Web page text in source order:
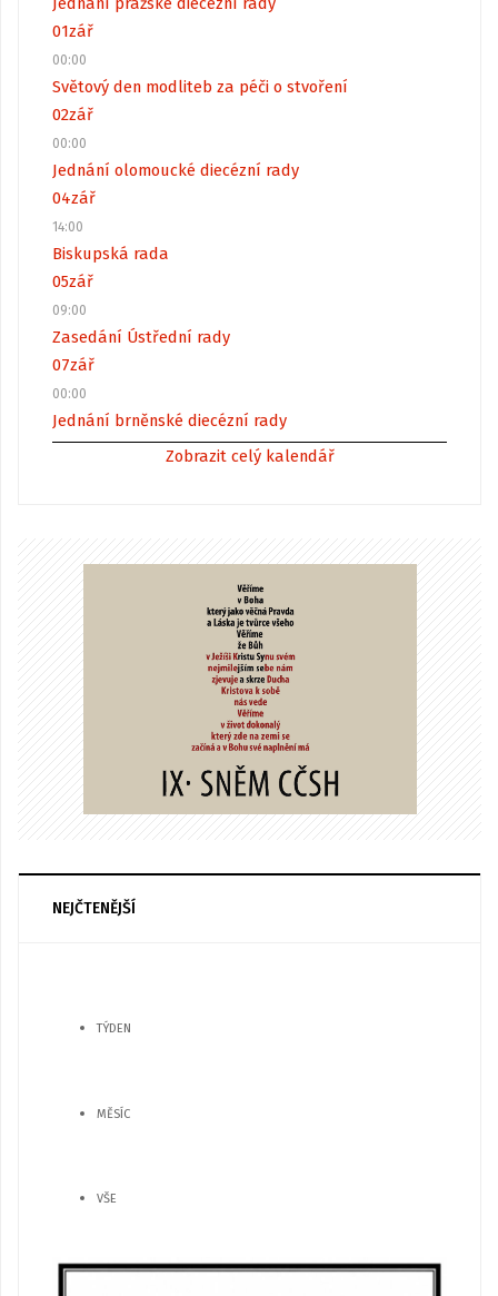
01zář
00:00
Světový den modliteb za péči o stvoření
02zář
00:00
Jednání olomoucké diecézní rady
04zář
14:00
Biskupská rada
05zář
09:00
Zasedání Ústřední rady
07zář
00:00
Jednání brněnské diecézní rady
Zobrazit celý kalendář
NEJČTENĚJŠÍ
TÝDEN
MĚSÍC
VŠE